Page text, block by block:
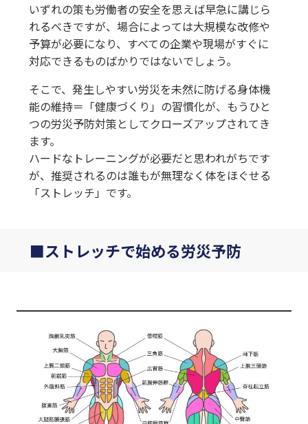
いずれの策も労働者の安全を思えば早急に講じら
れるべきですが、場合によっては大規模な改修や
予算が必要になり、すべての企業や現場がすぐに
対応できるものばかりではないでしょう。
そこで、発生しやすい労災を未然に防げる身体機
能の維持＝「健康づくり」の習慣化が、もうひと
つの労災予防対策としてクローズアップされてき
ます。
ハードなトレーニングが必要だと思われがちです
が、推奨されるのは誰もが無理なく体をほぐせる
「ストレッチ」です。
ストレッチで始める労災予防